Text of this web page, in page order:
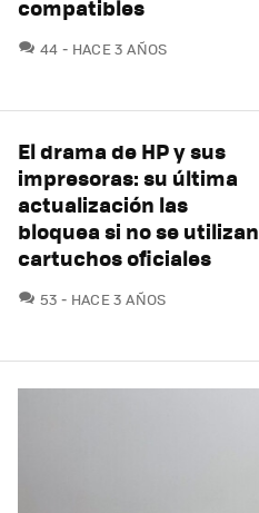
compatibles
44 COMENTARIOS
HACE 3 AÑOS
El drama de HP y sus
impresoras: su última
actualización las
bloquea si no se utilizan
cartuchos oficiales
53 COMENTARIOS
HACE 3 AÑOS